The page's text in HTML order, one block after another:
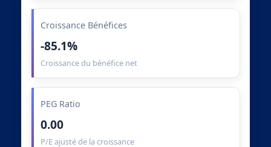
Croissance Bénéfices
-85.1%
Croissance du bénéfice net
PEG Ratio
0.00
P/E ajusté de la croissance